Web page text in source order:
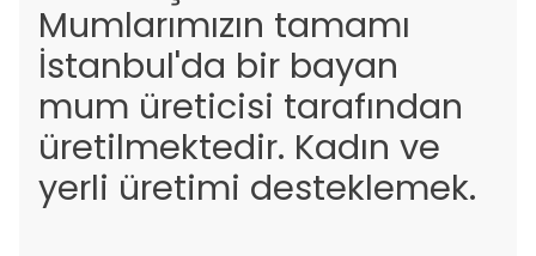
Mumlarımızın tamamı
İstanbul'da bir bayan
mum üreticisi tarafından
üretilmektedir. Kadın ve
yerli üretimi desteklemek.